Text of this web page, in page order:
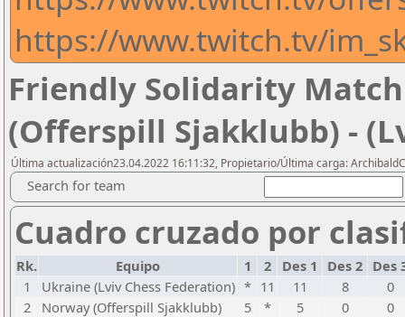
https://www.twitch.tv/
Friendly Solidarity
(Offerspill Sjakklubb) -
Última actualización23.04.2022 16:11:32, Propietario/Última carga:
Search for team
Cuadro cruzado por
Rk. Equipo 1 2 Des 1 Des 2 Des
1
Ukraine (Lviv Chess Federation) * 11 11 8
0
2
Norway (Offerspill Sjakklubb) 5 * 5 0 0